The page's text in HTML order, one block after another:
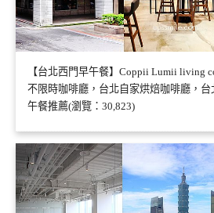
【台北西門早午餐】Coppii Lumii living
不限時咖啡廳，台北自家烘焙咖啡廳，
午餐推薦(瀏覽：30,823)